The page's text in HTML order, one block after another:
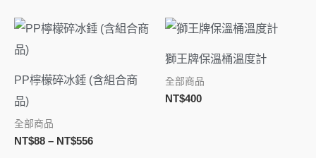
PP檸檬碎冰錘 (含組合商
品)
全部商品
NT$88 – NT$556
價
格
NT$88
獅王牌保溫桶溫度計
全部商品
NT$400